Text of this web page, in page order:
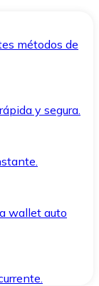
métodos de
y segura.
wallet auto